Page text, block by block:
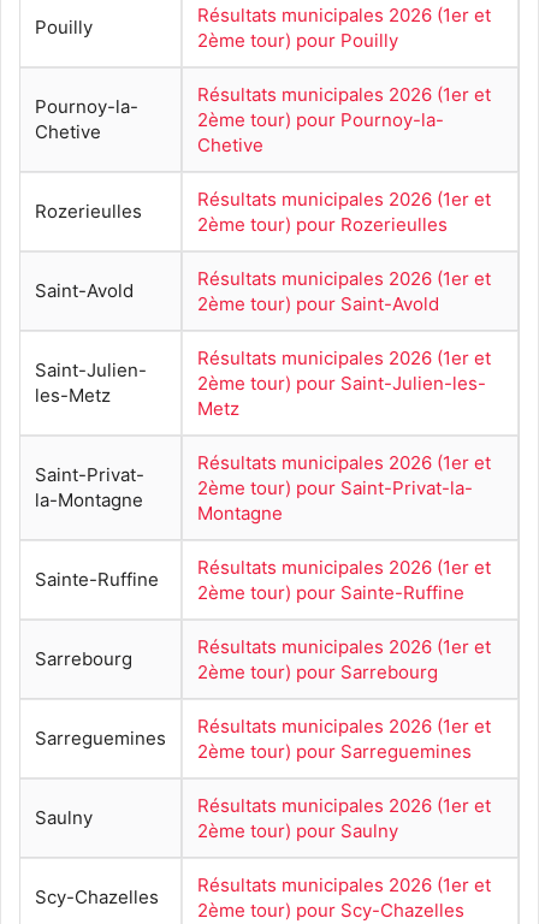
Pouilly
Résultats municipales 2026 (1er et
2ème tour) pour Pouilly
Pournoy-la-
Chetive
Résultats municipales 2026 (1er et
2ème tour) pour Pournoy-la-
Chetive
Rozerieulles
Résultats municipales 2026 (1er et
2ème tour) pour Rozerieulles
Saint-Avold
Résultats municipales 2026 (1er et
2ème tour) pour Saint-Avold
Saint-Julien-
les-Metz
Résultats municipales 2026 (1er et
2ème tour) pour Saint-Julien-les-
Metz
Saint-Privat-
la-Montagne
Résultats municipales 2026 (1er et
2ème tour) pour Saint-Privat-la-
Montagne
Sainte-Ruffine
Résultats municipales 2026 (1er et
2ème tour) pour Sainte-Ruffine
Sarrebourg
Résultats municipales 2026 (1er et
2ème tour) pour Sarrebourg
Sarreguemines
Résultats municipales 2026 (1er et
2ème tour) pour Sarreguemines
Saulny
Résultats municipales 2026 (1er et
2ème tour) pour Saulny
Scy-Chazelles
Résultats municipales 2026 (1er et
2ème tour) pour Scy-Chazelles